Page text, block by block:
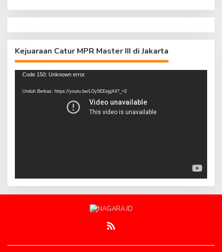
Kejuaraan Catur MPR Master III di Jakarta
Pemutar
Code 150: Unknown error.
Unduh Berkas: https://youtu.be/LOy5EEejgX4?_=2